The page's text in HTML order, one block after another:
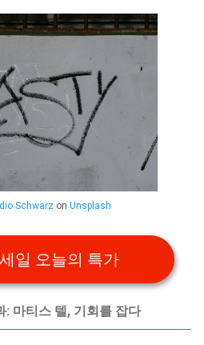
Schwarzon Unsplash
일 오늘의 특가
: 마티스 텔, 기회를 잡다